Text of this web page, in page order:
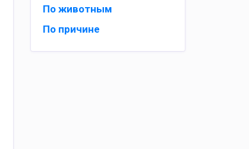
По животным
По причине